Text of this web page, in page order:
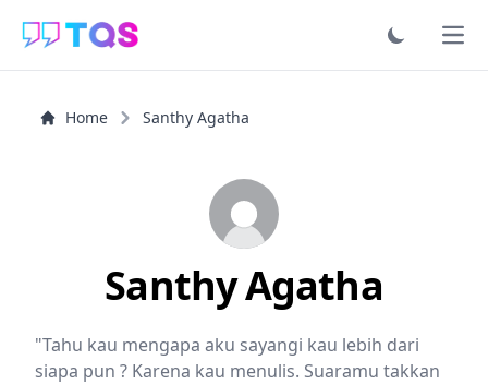
Home Santhy Agatha
Santhy Agatha
"Tahu kau mengapa aku sayangi kau lebih dari
siapa pun ? Karena kau menulis. Suaramu takkan